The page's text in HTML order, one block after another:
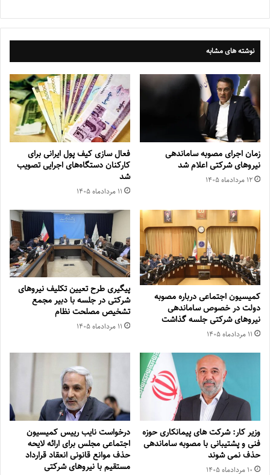
نوشته های مشابه
زمان اجرای مصوبه ساماندهی
نیروهای شرکتی اعلام شد
۱۲ مرداد‌ماه ۱۴۰۵
فعال سازی کیف پول ایرانی برای
کارکنان دستگاه‌های اجرایی تصویب
شد
۱۱ مرداد‌ماه ۱۴۰۵
کمیسیون اجتماعی درباره مصوبه
دولت در خصوص ساماندهی
نیروهای شرکتی جلسه گذاشت
۱۱ مرداد‌ماه ۱۴۰۵
پیگیری طرح تعیین تکلیف نیروهای
شرکتی در جلسه با دبیر مجمع
تشخیص مصلحت نظام
۱۱ مرداد‌ماه ۱۴۰۵
وزیر کار: شرکت های پیمانکاری حوزه
فنی و پشتیبانی با مصوبه ساماندهی
حذف نمی شوند
۱۰ مرداد‌ماه ۱۴۰۵
درخواست نایب رییس کمیسیون
اجتماعی مجلس برای ارائه لایحه
حذف موانع قانونی انعقاد قرارداد
مستقیم با نیروهای شرکتی